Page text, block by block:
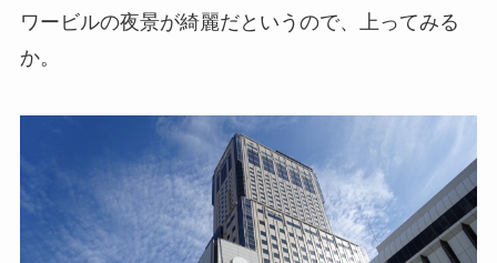
ワービルの夜景が綺麗だというので、上ってみる
か。